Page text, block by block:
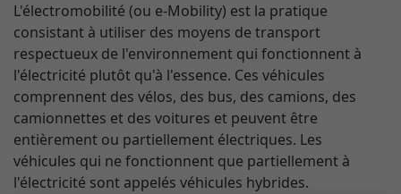
L'électromobilité (ou e-Mobility) est la pratique
consistant à utiliser des moyens de transport
respectueux de l'environnement qui fonctionnent à
l'électricité plutôt qu'à l'essence. Ces véhicules
comprennent des vélos, des bus, des camions, des
camionnettes et des voitures et peuvent être
entièrement ou partiellement électriques. Les
véhicules qui ne fonctionnent que partiellement à
l'électricité sont appelés véhicules hybrides.